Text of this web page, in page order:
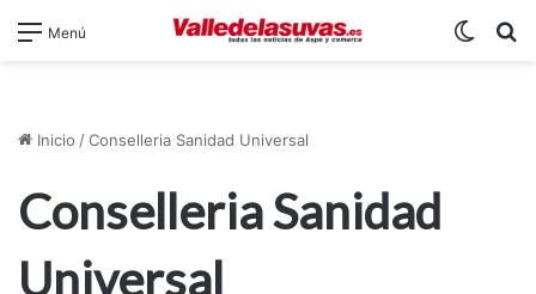
Menú
Inicio /Conselleria Sanidad Universal
Conselleria Sanidad
Universal